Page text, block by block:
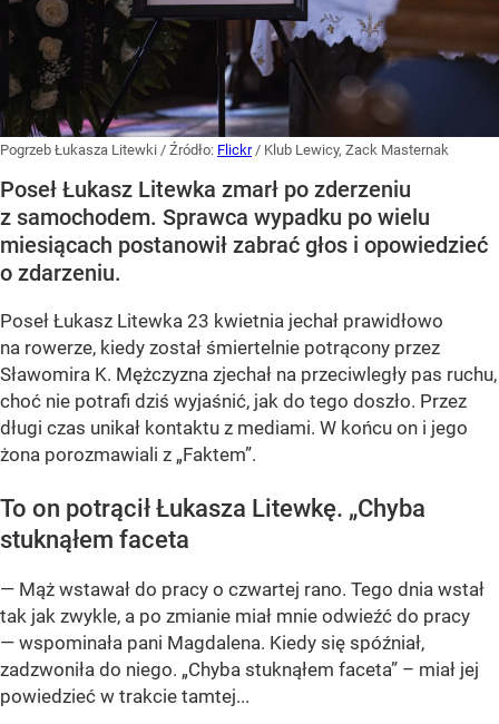
Pogrzeb Łukasza Litewki / Źródło: Flickr / Klub Lewicy, Zack Masternak
Poseł Łukasz Litewka zmarł po zderzeniu
z samochodem. Sprawca wypadku po wielu
miesiącach postanowił zabrać głos i opowiedzieć
o zdarzeniu.
Poseł Łukasz Litewka 23 kwietnia jechał prawidłowo
na rowerze, kiedy został śmiertelnie potrącony przez
Sławomira K. Mężczyzna zjechał na przeciwległy pas ruchu,
choć nie potrafi dziś wyjaśnić, jak do tego doszło. Przez
długi czas unikał kontaktu z mediami. W końcu on i jego
żona porozmawiali z „Faktem”.
To on potrącił Łukasza Litewkę. „Chyba
stuknąłem faceta
— Mąż wstawał do pracy o czwartej rano. Tego dnia wstał
tak jak zwykle, a po zmianie miał mnie odwieźć do pracy
— wspominała pani Magdalena. Kiedy się spóźniał,
zadzwoniła do niego. „Chyba stuknąłem faceta” – miał jej
powiedzieć w trakcie tamtej...